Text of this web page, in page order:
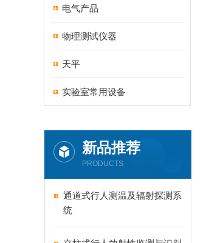
电气产品
物理测试仪器
天平
实验室常用设备
新品推荐
PRODUCTS
通道式行人测温及辐射探测系
统